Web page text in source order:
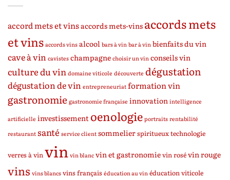
accord mets et vinsaccords mets-vins accords mets
et vinsaccords vinsalcoolbars à vinbar à vinbienfaits du vin
cave à vincavisteschampagnechoisir un vinconseils vin
culture du vindomaine viticole découverte dégustation
dégustation de vinentrepreneuriatformation vin
gastronomie gastronomie française innovationintelligence
artificielle investissement oenologieportraitsrentabilité
restaurantsanté service clientsommelierspiritueuxtechnologie
verres à vinvinvin blancvin et gastronomievin rosévin rouge
vins vins blancsvins françaiséducation au vinéducation viticole